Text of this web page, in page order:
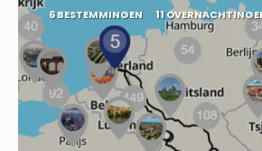
6 BESTEMMINGEN 11